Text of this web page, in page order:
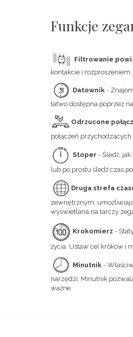
Funkcje
Filtrowanie
kontakcie i rozproszeniem.
Datownik -
łatwo dostępna poprzez
Odrzucone
połączeń
Stoper - Śledź,
lub po prostu śledź czas
Druga strefa
zewnętrznym,
wyświetlana na tarczy
Krokomierz -
życia. Ustaw cel kroków i
Minutnik -
narzędzi. Minutnik
ważne.